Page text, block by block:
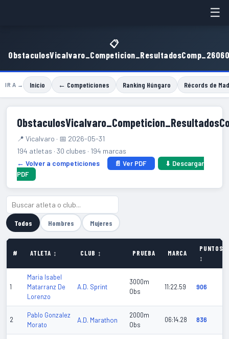
☰
📋
IR A → Inicio ← Competiciones Ranking Húngaro Récords de
📍 Vicalvaro · 📅 2026-05-31
194 atletas · 30 clubes · 194 marcas
← Volver a competiciones
📄 Ver PDF
⬇ Descargar
PDF
Todos Hombres Mujeres
# ATLETA ↕ CLUB ↕ PRUEBA MARCA
PUNTOS
↕
1
Maria Isabel
Matarranz De
Lorenzo
A.D. Sprint
3000m
Obs
11:22.59 906
2
Pablo Gonzalez
Morato
A.D. Marathon
2000m
Obs
06:14.28 836